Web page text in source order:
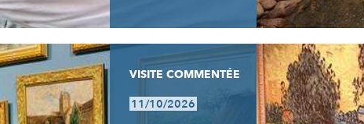
VISITE COMMENTÉE
11/10/2026